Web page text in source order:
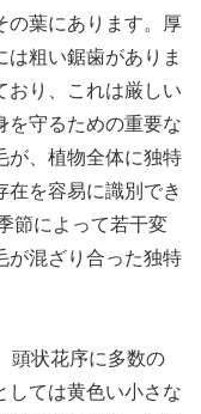
の葉にあります。厚
粗い鋸歯がありま
おり、これは厳しい
を守るための重要な
が、植物全体に独特
在を容易に識別でき
節によって若干変
が混ざり合った独特
頭状花序に多数の
しては黄色い小さな